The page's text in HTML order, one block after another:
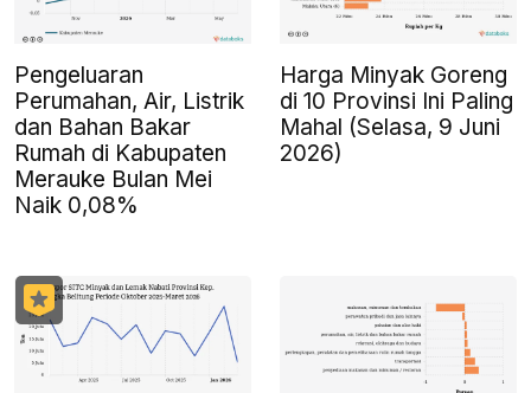
Pengeluaran
Perumahan, Air, Listrik
dan Bahan Bakar
Rumah di Kabupaten
Merauke Bulan Mei
Naik 0,08%
Harga Minyak Goreng
di 10 Provinsi Ini Paling
Mahal (Selasa, 9 Juni
2026)